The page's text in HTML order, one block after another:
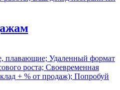
плавающие; Удаленный формат
роста; Своевременная
+ % от продаж); Попробуй